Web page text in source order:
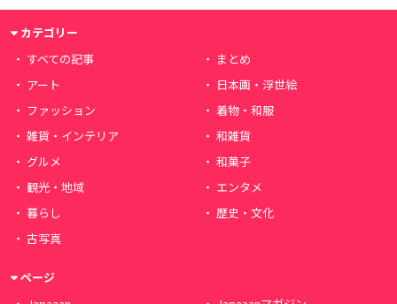
カテゴリー
すべての記事
まとめ
アート
日本画・浮世絵
ファッション
着物・和服
雑貨・インテリア
和雑貨
グルメ
和菓子
観光・地域
エンタメ
暮らし
歴史・文化
古写真
ページ